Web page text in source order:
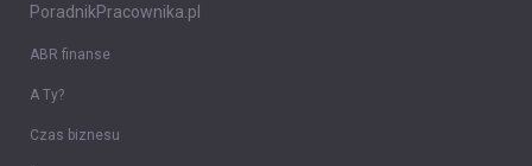
PoradnikPracownika.pl
ABR finanse
A Ty?
Czas biznesu